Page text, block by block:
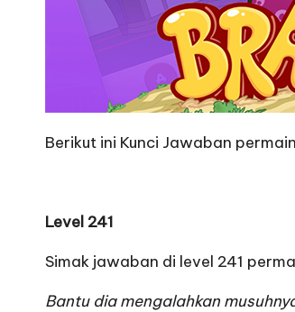
Berikut ini Kunci Jawaban
Level 241
Simak jawaban di level 241
Bantu dia mengalahkan